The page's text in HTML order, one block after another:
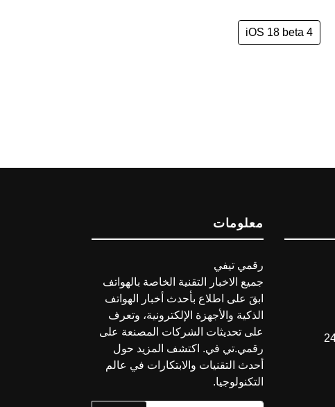
iOS 18 beta 4
معلومات
رقمي تيفي
جميع الاخبار التقنية الخاصة بالهواتف
ابقَ على اطلاع بأحدث أخبار الهواتف
الذكية والأجهزة الإلكترونية، وتعرف
على تحديثات الشركات المصنعة على
رقمي.تي في. اكتشف المزيد حول
أحدث التقنيات والابتكارات في عالم
التكنولوجيا.